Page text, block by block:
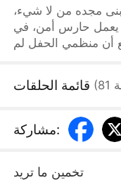
مجده من لا شيء،
يعمل حارس أمن، في
أن منظمي الحفل لم
هذا الرجل المهمل في
ودع الماضي واختار
التخفي
قائمة الحلقات (81
مشاركة:
تخمين ما تريد